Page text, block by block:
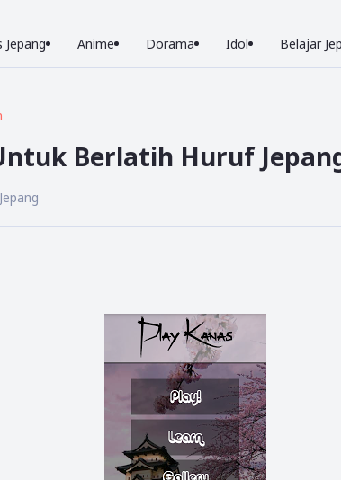
Jepang Anime Dorama Idol Belajar
Berlatih Huruf